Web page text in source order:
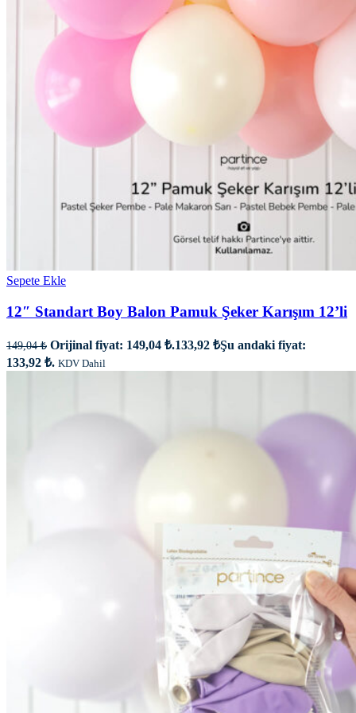
Sepete Ekle
12″ Standart Boy Balon Pamuk Şeker Karışım 12’li
149,04₺ Orijinal fiyat: 149,04 ₺.133,92 ₺Şu andaki fiyat:
133,92 ₺. KDV Dahil